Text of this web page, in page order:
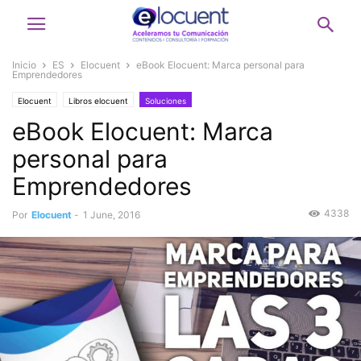
Inicio ES Elocuent
eBook Elocuent: Marca personal para
Emprendedores
Elocuent Libros elocuent Soluciones
eBook Elocuent: Marca
personal para
Emprendedores
Por Elocuent - 1 June, 2016 4338